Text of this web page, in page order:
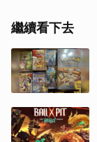
繼續看下去